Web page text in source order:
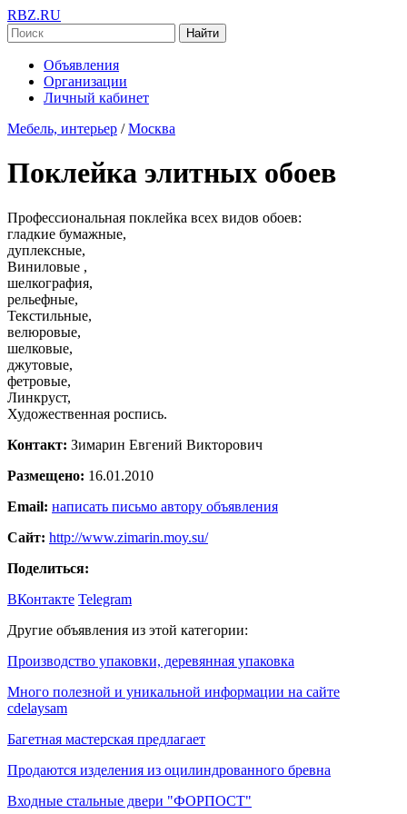
RBZ.RU
Найти
Объявления
Организации
Личный кабинет
Мебель, интерьер / Москва
Поклейка элитных обоев
Профессиональная поклейка всех видов обоев:
гладкие бумажные,
дуплексные,
Виниловые ,
шелкография,
рельефные,
Текстильные,
велюровые,
шелковые,
джутовые,
фетровые,
Линкруст,
Художественная роспись.
Контакт: Зимарин Евгений Викторович
Размещено: 16.01.2010
Email: написать письмо автору объявления
Сайт: http://www.zimarin.moy.su/
Поделиться:
ВКонтакте Telegram
Другие объявления из этой категории:
Производство упаковки, деревянная упаковка
Много полезной и уникальной информации на сайте
cdelaysam
Багетная мастерская предлагает
Продаются изделения из оцилиндрованного бревна
Входные стальные двери "ФОРПОСТ"